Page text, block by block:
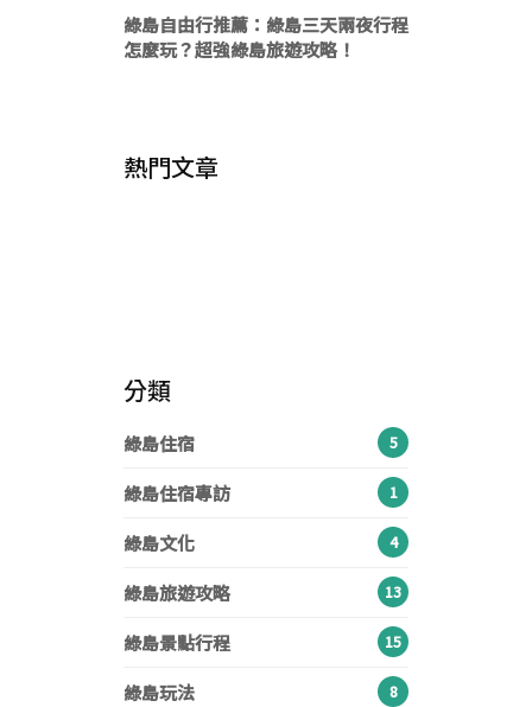
綠島自由行推薦：綠島三天兩夜行程
怎麼玩？超強綠島旅遊攻略！
熱門文章
分類
綠島住宿 5
綠島住宿專訪 1
綠島文化 4
綠島旅遊攻略 13
綠島景點行程 15
綠島玩法 8